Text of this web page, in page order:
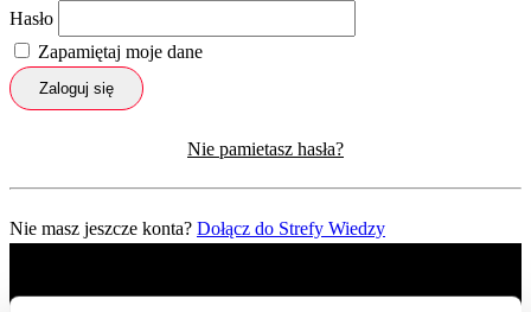
Hasło
Zapamiętaj moje dane
Zaloguj się
Nie pamietasz hasła?
Nie masz jeszcze konta? Dołącz do Strefy Wiedzy